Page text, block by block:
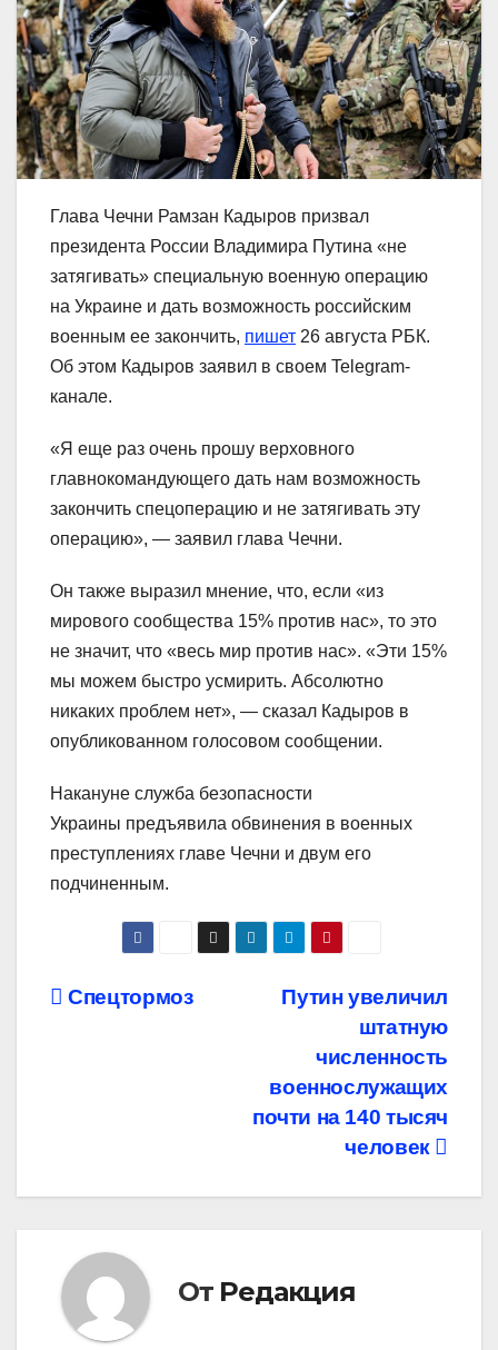
Глава Чечни Рамзан Кадыров призвал
президента России Владимира Путина «не
затягивать» специальную военную операцию
на Украине и дать возможность российским
военным ее закончить, пишет 26 августа РБК.
Об этом Кадыров заявил в своем Telegram-
канале.
«Я еще раз очень прошу верховного
главнокомандующего дать нам возможность
закончить спецоперацию и не затягивать эту
операцию», — заявил глава Чечни.
Он также выразил мнение, что, если «из
мирового сообщества 15% против нас», то это
не значит, что «весь мир против нас». «Эти 15%
мы можем быстро усмирить. Абсолютно
никаких проблем нет», — сказал Кадыров в
опубликованном голосовом сообщении.
Накануне служба безопасности
Украины предъявила обвинения в военных
преступлениях главе Чечни и двум его
подчиненным.
Навигация
Путин увеличил
штатную
численность
военнослужащих
почти на 140 тысяч
человек
Спецтормоз
От Редакция